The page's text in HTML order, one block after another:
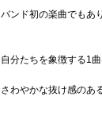
バンド初の楽曲でもあ
自分たちを象徴する1
さわやかな抜け感のあ